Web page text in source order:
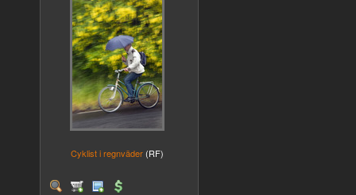
Cyklist i regnväder (RF)